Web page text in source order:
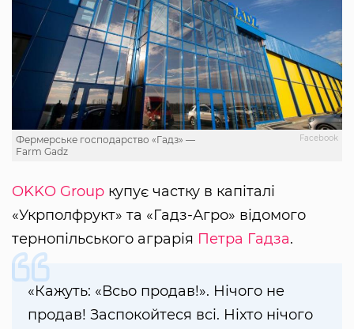
Facebook
Фермерське господарство «Гадз» —
Farm Gadz
OKKO Group купує частку в капіталі
«Укрполфрукт» та «Гадз-Агро» відомого
тернопільського аграрія Петра Гадза.
«Кажуть: «Всьо продав!». Нічого не
продав! Заспокойтеся всі. Ніхто нічого